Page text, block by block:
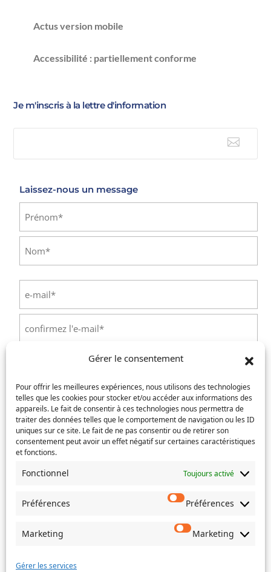
Gérer le consentement
Pour offrir les meilleures expériences, nous utilisons des technologies
telles que les cookies pour stocker et/ou accéder aux informations des
appareils. Le fait de consentir à ces technologies nous permettra de
traiter des données telles que le comportement de navigation ou les ID
uniques sur ce site. Le fait de ne pas consentir ou de retirer son
consentement peut avoir un effet négatif sur certaines caractéristiques
et fonctions.
Fonctionnel Toujours activé
Préférences Préférences
Marketing Marketing
Gérer les services
Actus version mobile
Accessibilité : partiellement conforme
Je m'inscris à la lettre d'information

Laissez-nous un message
Prénom
mail(Nécessaire)
Saisissez
un
e-
(Nécessaire)
Service concerné(Nécessaire)
Si votre demande concerne des actes de naissance et/ou
de mariage, choisissez l'Etat-Civil comme service
Objet